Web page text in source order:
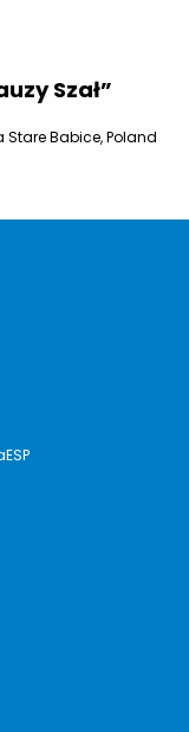
Szał”
Stare Babice, Poland